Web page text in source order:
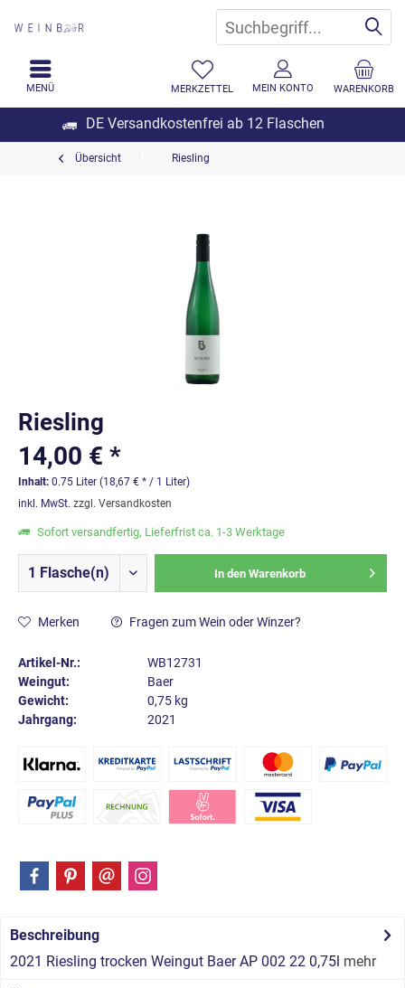
DE Versandkostenfrei ab 12 Flaschen
WARENKORB
MERKZETTEL MEIN KONTO
MENÜ
Übersicht Riesling
Riesling
14,00 € *
Inhalt: 0.75 Liter (18,67 € * / 1 Liter)
inkl. MwSt. zzgl. Versandkosten
Sofort versandfertig, Lieferfrist ca. 1-3 Werktage
In den Warenkorb
Merken Fragen zum Wein oder Winzer?
Artikel-Nr.:
WB12731
Weingut:
Baer
Gewicht:
0,75 kg
Jahrgang:
2021
Beschreibung
2021 Riesling trocken Weingut Baer AP 002 22 0,75l mehr